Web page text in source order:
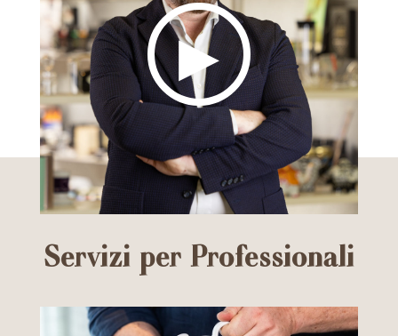
Servizi per Professionali